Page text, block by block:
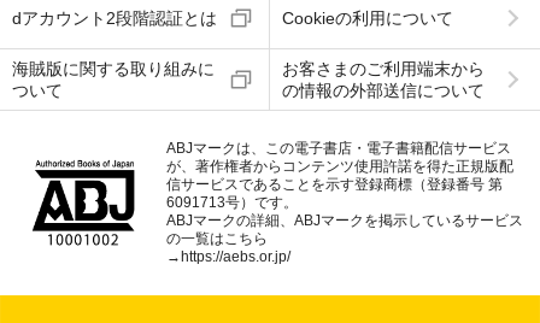
dアカウント2段階認証とは Cookieの利用について
海賊版に関する取り組みに
ついて
お客さまのご利用端末から
の情報の外部送信について
ABJマークは、この電子書店・電子書籍配信サービス
が、著作権者からコンテンツ使用許諾を得た正規版配
信サービスであることを示す登録商標（登録番号 第
6091713号）です。
ABJマークの詳細、ABJマークを掲示しているサービス
の一覧はこちら
→https://aebs.or.jp/